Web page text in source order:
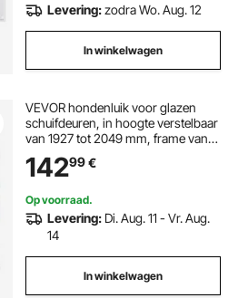
Levering:zodra Wo. Aug. 12
In winkelwagen
VEVOR hondenluik voor glazen
schuifdeuren, in hoogte verstelbaar
van 1927 tot 2049 mm, frame van
aluminiumlegering met klep,
afsluitbaar, voor middelgrote
14299€
Op voorraad.
Levering: Di. Aug. 11 - Vr. Aug.
14
In winkelwagen